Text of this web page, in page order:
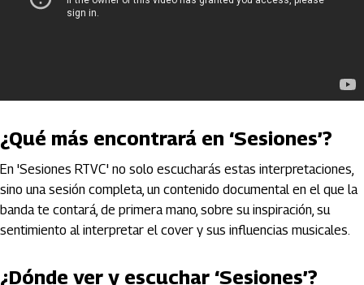
¿Qué más encontrará en ‘Sesiones’?
En 'Sesiones RTVC' no solo escucharás estas interpretaciones,
sino una sesión completa, un contenido documental en el que la
banda te contará, de primera mano, sobre su inspiración, su
sentimiento al interpretar el cover y sus influencias musicales.
¿Dónde ver y escuchar ‘Sesiones’?